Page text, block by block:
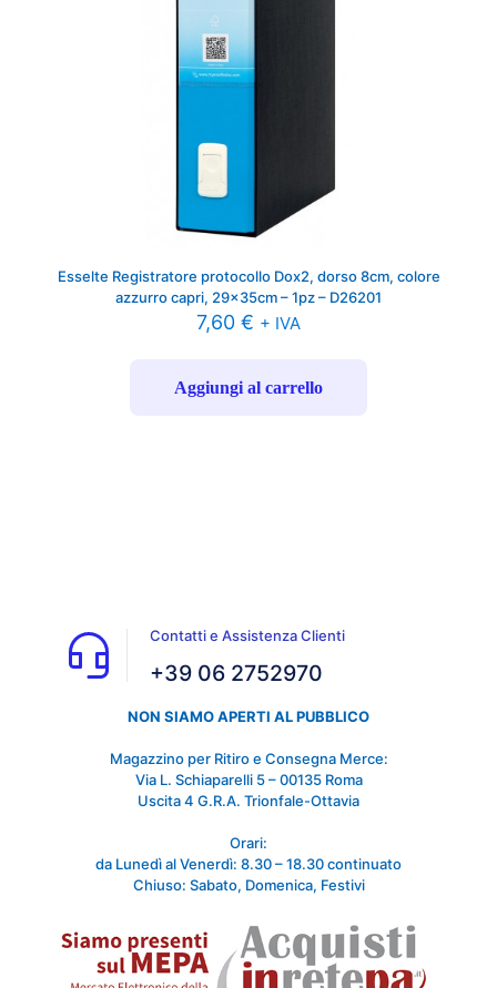
Esselte Registratore protocollo Dox2, dorso 8cm, colore
azzurro capri, 29x35cm – 1pz – D26201
7,60 € + IVA
Aggiungi al carrello
Contatti e Assistenza Clienti
+39 06 2752970
NON SIAMO APERTI AL PUBBLICO
Magazzino per Ritiro e Consegna Merce:
Via L. Schiaparelli 5 – 00135 Roma
Uscita 4 G.R.A. Trionfale-Ottavia
Orari:
da Lunedì al Venerdì: 8.30 – 18.30 continuato
Chiuso: Sabato, Domenica, Festivi